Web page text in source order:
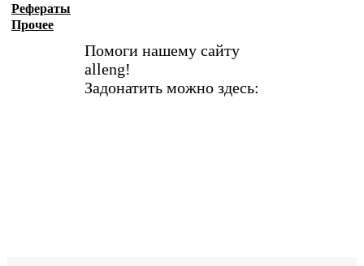
Рефераты
Прочее
Помоги нашему сайту
alleng!
Задонатить можно здесь: